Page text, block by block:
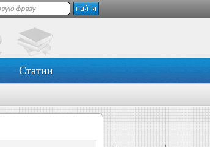
Статии